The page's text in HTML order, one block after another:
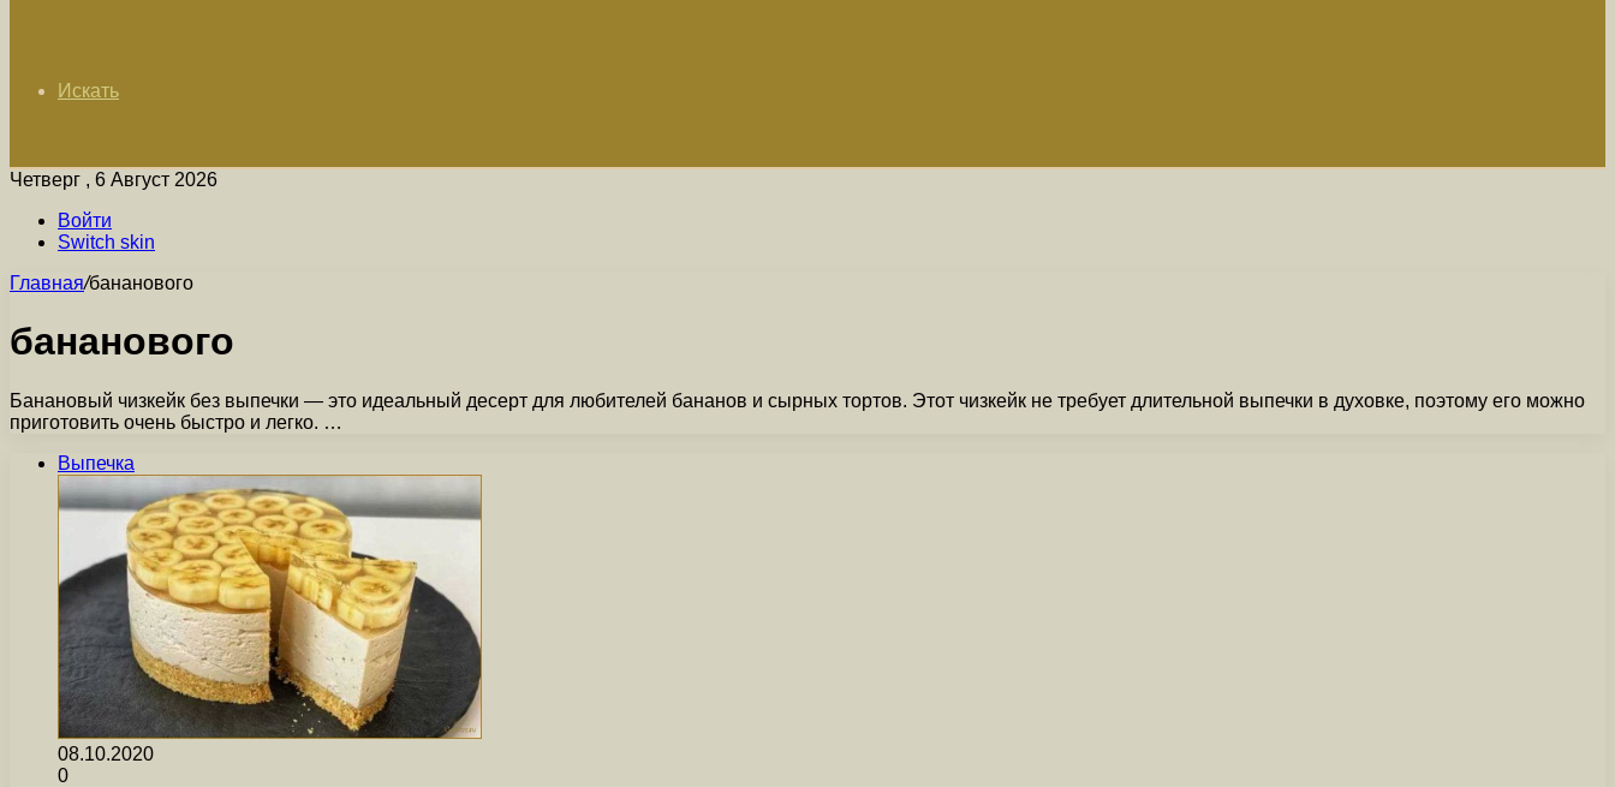
Искать
Четверг , 6 Август 2026
Войти
Switch skin
Главная/бананового
бананового
Банановый чизкейк без выпечки — это идеальный десерт для любителей бананов и сырных тортов. Этот чизкейк не требует длительной выпечки в духовке, поэтому его можно
приготовить очень быстро и легко. …
Выпечка
08.10.2020
0